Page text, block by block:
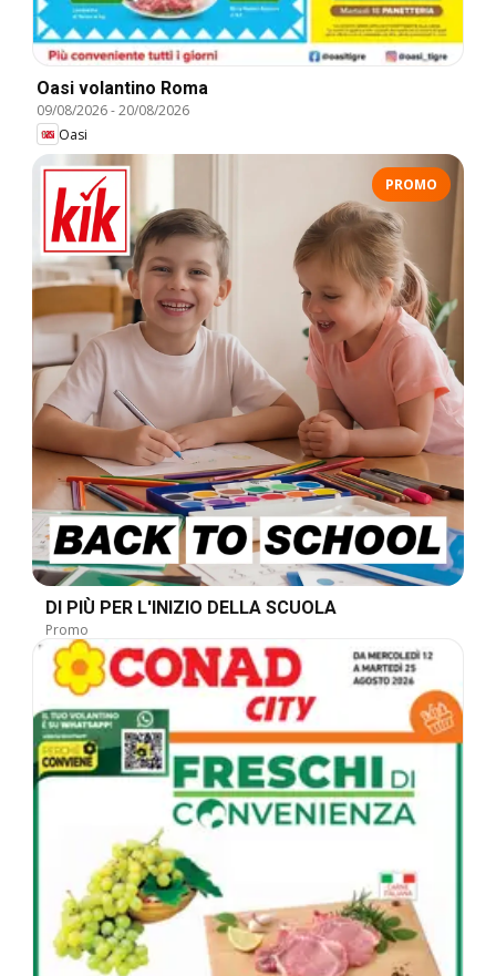
Oasi volantino Roma
09/08/2026-20/08/2026
Oasi
PROMO
DI PIÙ PER L'INIZIO DELLA SCUOLA
Promo